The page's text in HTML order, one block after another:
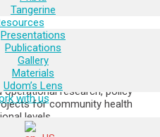
Tangerine
Presentations
Publications
Gallery
Materials
Udom’s Lens
with us
Innovation
has achieved recognition
research, policy
for community health
levels.